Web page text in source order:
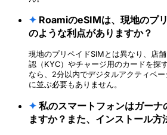
✦ RoamiのeSIMは、現地のプ
のような利点がありますか？
現地のプリペイドSIMとは異なり、店
認（KYC）やチャージ用のカードを探
なら、2分以内でデジタルアクティベ
に並ぶ必要もありません。
✦ 私のスマートフォンはガー
ますか？また、インストール方